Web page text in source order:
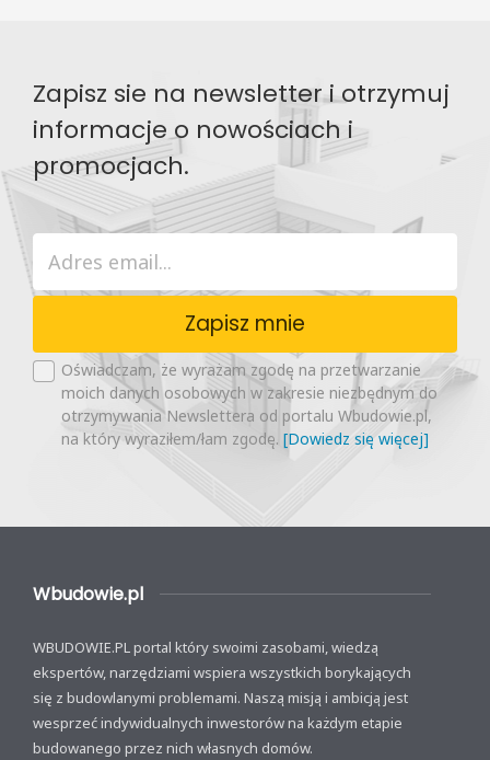
Zapisz sie na newsletter i otrzymuj
informacje o nowościach i
promocjach.
Zapisz mnie
Oświadczam, że wyrażam zgodę na przetwarzanie
moich danych osobowych w zakresie niezbędnym do
otrzymywania Newslettera od portalu Wbudowie.pl,
na który wyraziłem/łam zgodę. [Dowiedz się więcej]
Wbudowie.pl
WBUDOWIE.PL portal który swoimi zasobami, wiedzą
ekspertów, narzędziami wspiera wszystkich borykających
się z budowlanymi problemami. Naszą misją i ambicją jest
wesprzeć indywidualnych inwestorów na każdym etapie
budowanego przez nich własnych domów.